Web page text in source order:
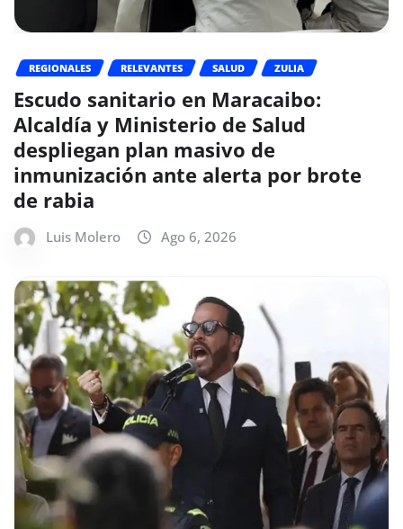
REGIONALES RELEVANTES SALUD ZULIA
Escudo sanitario en Maracaibo:
Alcaldía y Ministerio de Salud
despliegan plan masivo de
inmunización ante alerta por brote
de rabia
Luis Molero Ago 6, 2026